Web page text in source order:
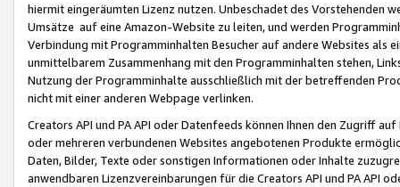
hiermit eingeräumten Lizenz nutzen. Unbeschadet des Vorstehenden
Umsätze auf eine Amazon-Website zu leiten, und werden
Verbindung mit Programminhalten Besucher auf andere Websites als
unmittelbarem Zusammenhang mit den Programminhalten stehen,
Nutzung der Programminhalte ausschließlich mit der betreffenden
nicht mit einer anderen Webpage verlinken.
Creators API und PA API oder Datenfeeds können Ihnen den Zugriff
oder mehreren verbundenen Websites angebotenen Produkte
Daten, Bilder, Texte oder sonstigen Informationen oder Inhalte
anwendbaren Lizenzvereinbarungen für die Creators API und PA API